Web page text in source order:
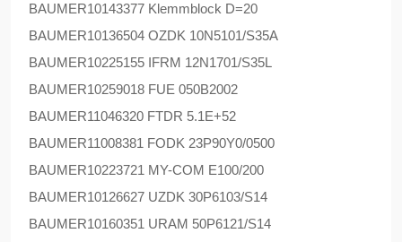
BAUMER10143377 Klemmblock D=20
BAUMER10136504 OZDK 10N5101/S35A
BAUMER10225155 IFRM 12N1701/S35L
BAUMER10259018 FUE 050B2002
BAUMER11046320 FTDR 5.1E+52
BAUMER11008381 FODK 23P90Y0/0500
BAUMER10223721 MY-COM E100/200
BAUMER10126627 UZDK 30P6103/S14
BAUMER10160351 URAM 50P6121/S14